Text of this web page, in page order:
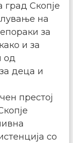
град Скопје
на
за
и за
од
деца и
престој
со